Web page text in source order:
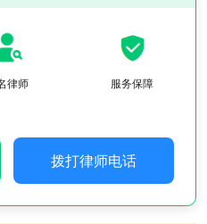
律师 服务保障
拨打律师电话